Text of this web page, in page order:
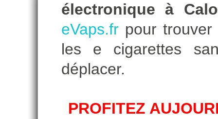
électronique à
eVaps.frpour trouver
les e cigarettes
déplacer.
PROFITEZ